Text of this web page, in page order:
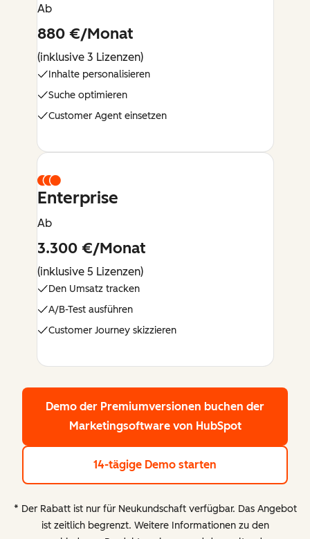
Ab
880 €/Monat
(inklusive 3 Lizenzen)
Inhalte personalisieren
Suche optimieren
Customer Agent einsetzen
Enterprise
Ab
3.300 €/Monat
(inklusive 5 Lizenzen)
Den Umsatz tracken
A/B-Test ausführen
Customer Journey skizzieren
Demo der Premiumversionen buchen der
Marketingsoftware von HubSpot
14-tägige Demo starten
* Der Rabatt ist nur für Neukundschaft verfügbar. Das Angebot
ist zeitlich begrenzt. Weitere Informationen zu den